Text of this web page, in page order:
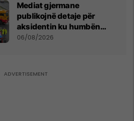
Mediat gjermane
publikojnë detaje për
aksidentin ku humbën
jetën tre mërgimtarë nga
06/08/2026